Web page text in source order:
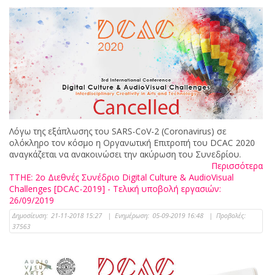
Λόγω της εξάπλωσης του SARS-CoV-2 (Coronavirus) σε
ολόκληρο τον κόσμο η Οργανωτική Επιτροπή του DCAC 2020
αναγκάζεται να ανακοινώσει την ακύρωση του Συνεδρίου.
Περισσότερα
ΤΤΗΕ: 2ο Διεθνές Συνέδριο Digital Culture & AudioVisual
Challenges [DCAC-2019] - Τελική υποβολή εργασιών:
26/09/2019
Δημοσίευση: 21-11-2018 15:27 | Ενημέρωση: 05-09-2019 16:48 | Προβολές:
37563